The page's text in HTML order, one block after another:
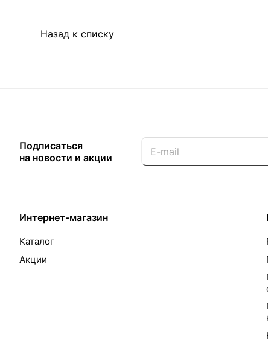
Назад к списку
Подписаться
на новости и акции
Интернет-магазин
Каталог
Акции